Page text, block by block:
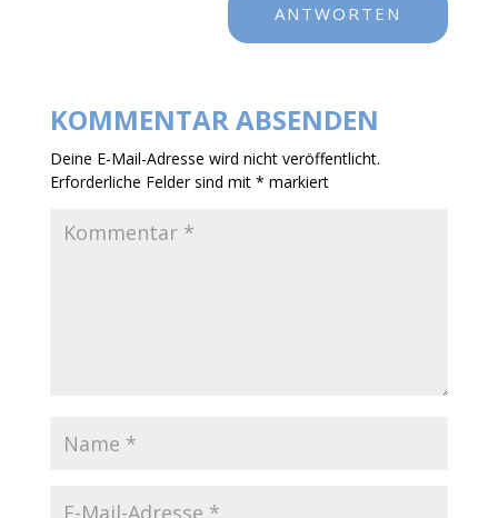
ANTWORTEN
KOMMENTAR ABSENDEN
Deine E-Mail-Adresse wird nicht veröffentlicht.
Erforderliche Felder sind mit * markiert